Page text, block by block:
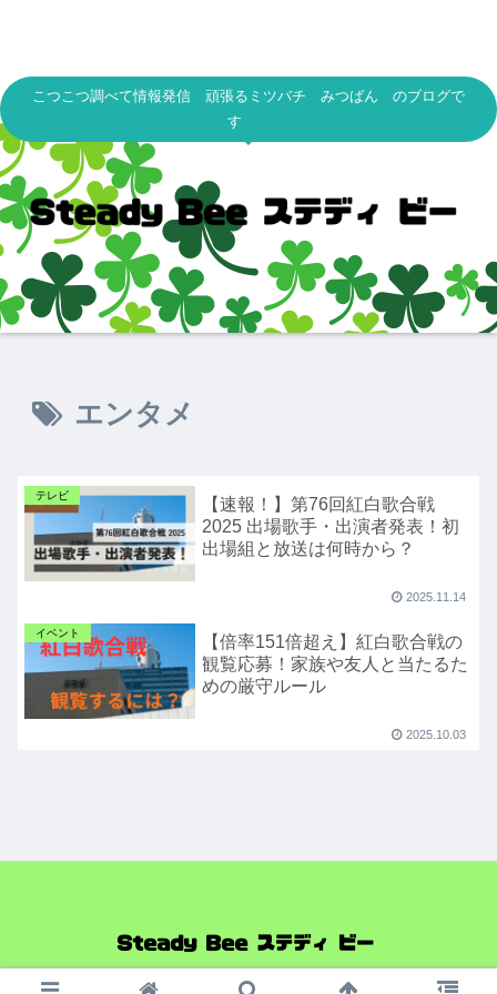
こつこつ調べて情報発信 頑張るミツバチ みつばん のブログで
す
エンタメ
テレビ
【速報！】第76回紅白歌合戦
2025 出場歌手・出演者発表！初
出場組と放送は何時から？
2025.11.14
イベント
【倍率151倍超え】紅白歌合戦の
観覧応募！家族や友人と当たるた
めの厳守ルール
2025.10.03